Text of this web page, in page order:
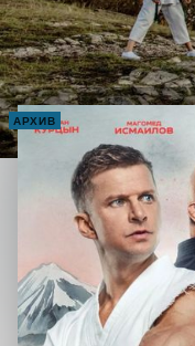
АРХИВ